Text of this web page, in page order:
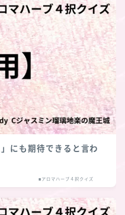
にも期待できると言わ
■アロマハーブ４択クイズ